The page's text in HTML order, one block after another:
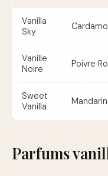
Vanilla
Sky
Vanille
Noire
Poivre
Sweet
Vanilla
Parfums